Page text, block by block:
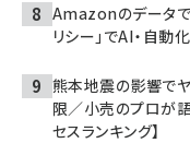
Amazonのデータで
リシー」でAI・自
熊本地震の影響で
限／小売のプロが
セスランキング】